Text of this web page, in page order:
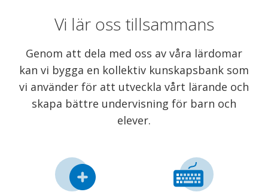
Vi lär oss tillsammans
Genom att dela med oss av våra lärdomar
kan vi bygga en kollektiv kunskapsbank som
vi använder för att utveckla vårt lärande och
skapa bättre undervisning för barn och
elever.